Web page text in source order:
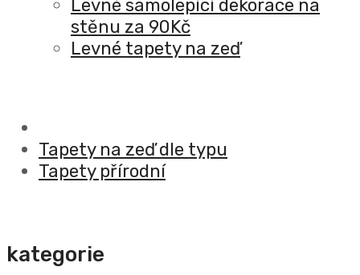
Levné samolepící dekorace na
stěnu za 90Kč
Levné tapety na zeď
Tapety na zeď dle typu
Tapety přírodní
kategorie